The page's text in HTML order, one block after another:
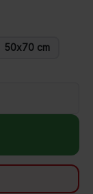
50x70 cm